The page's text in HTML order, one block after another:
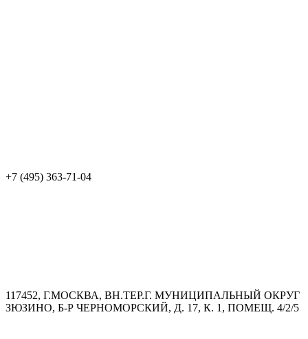
+7 (495) 363-71-04
117452, Г.МОСКВА, ВН.ТЕР.Г. МУНИЦИПАЛЬНЫЙ ОКРУГ
ЗЮЗИНО, Б-Р ЧЕРНОМОРСКИЙ, Д. 17, К. 1, ПОМЕЩ. 4/2/5